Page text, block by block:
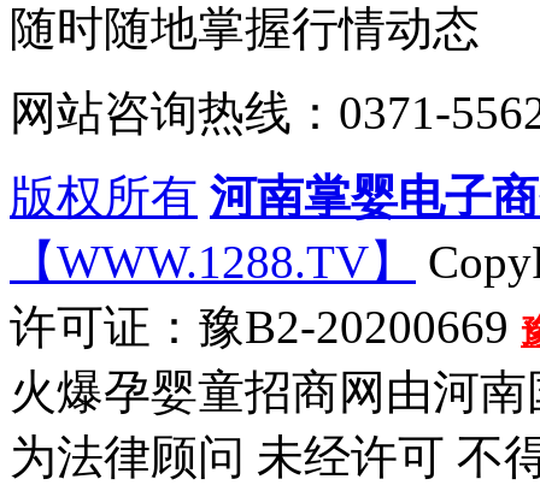
随时随地掌握行情动态
网站咨询热线：0371-
版权所有 河南掌婴电子
【WWW.1288.TV】
许可证：豫B2-20200669
火爆孕婴童招商网由河
为法律顾问 未经许可 不